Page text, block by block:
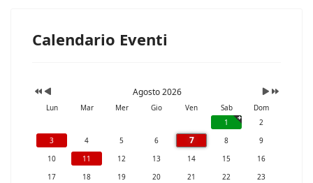
Calendario Eventi
Agosto 2026
Lun Mar Mer Gio Ven Sab
Dom
1
2
3
4 5 6 7 8
9
10
11 12 13 14 15
16
17
18 19 20 21 22
23